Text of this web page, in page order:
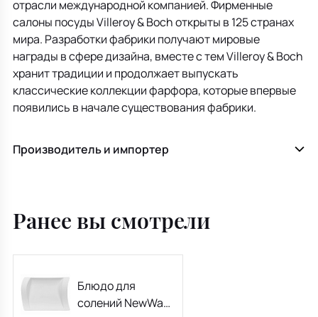
отрасли международной компанией. Фирменные
салоны посуды Villeroy & Boch открыты в 125 странах
мира. Разработки фабрики получают мировые
награды в сфере дизайна, вместе с тем Villeroy & Boch
хранит традиции и продолжает выпускать
классические коллекции фарфора, которые впервые
появились в начале существования фабрики.
Производитель и импортер
Ранее вы смотрели
Блюдо для
солений NewWave